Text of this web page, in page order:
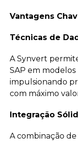
Vantagens
Técnicas de
A Synvert
SAP em
impulsionando
com máximo
Integração
A combinação de